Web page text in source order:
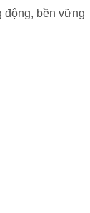
động, bền vững